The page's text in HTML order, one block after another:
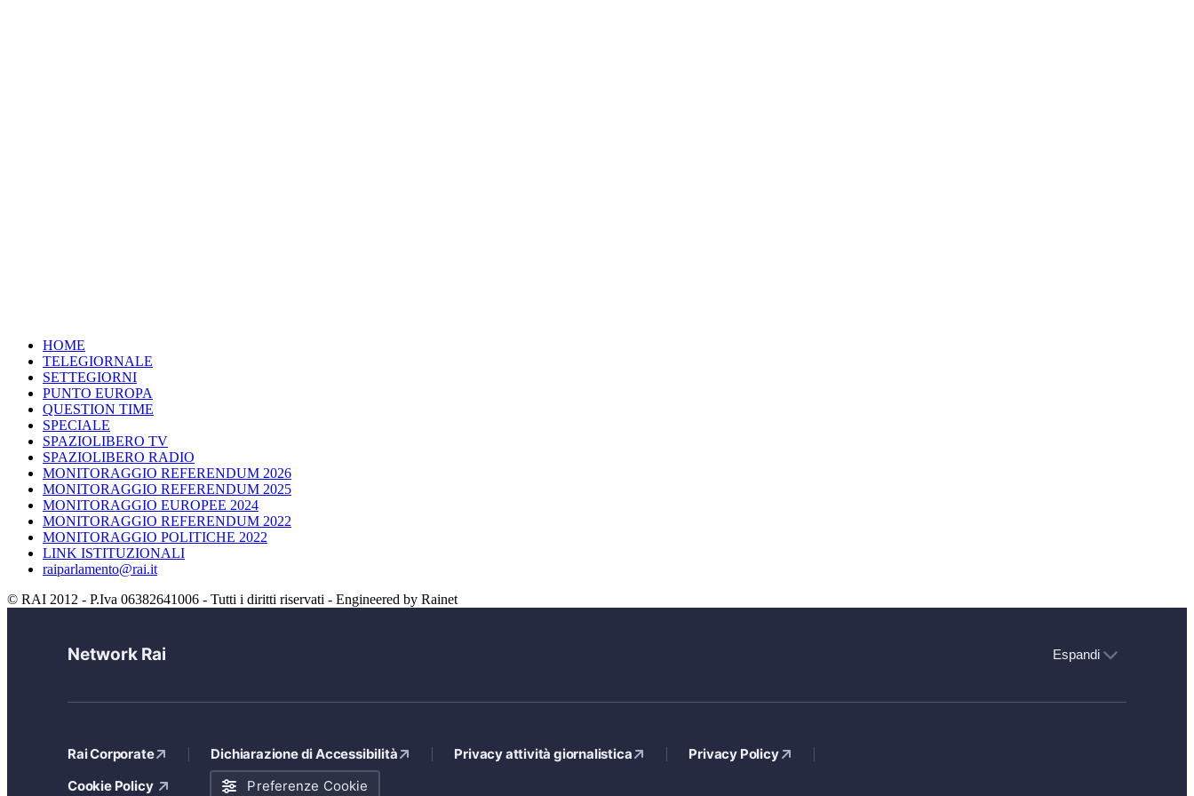
HOME
TELEGIORNALE
SETTEGIORNI
PUNTO EUROPA
QUESTION TIME
SPECIALE
SPAZIOLIBERO TV
SPAZIOLIBERO RADIO
MONITORAGGIO REFERENDUM 2026
MONITORAGGIO REFERENDUM 2025
MONITORAGGIO EUROPEE 2024
MONITORAGGIO REFERENDUM 2022
MONITORAGGIO POLITICHE 2022
LINK ISTITUZIONALI
raiparlamento@rai.it
© RAI 2012 - P.Iva 06382641006 - Tutti i diritti riservati - Engineered by Rainet